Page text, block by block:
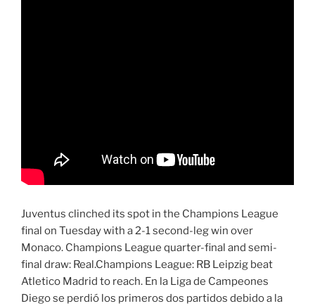
Juventus clinched its spot in the Champions League
final on Tuesday with a 2-1 second-leg win over
Monaco. Champions League quarter-final and semi-
final draw: Real.Champions League: RB Leipzig beat
Atletico Madrid to reach. En la Liga de Campeones
Diego se perdió los primeros dos partidos debido a la